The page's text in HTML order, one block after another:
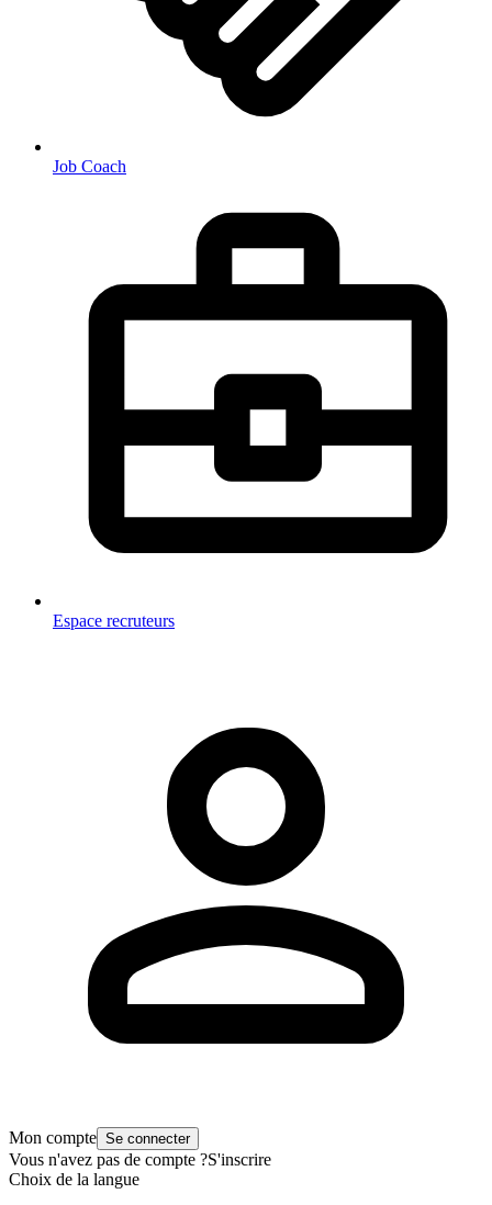
Job Coach
Espace recruteurs
Mon compte Se connecter
Vous n'avez pas de compte ?S'inscrire
Choix de la langue